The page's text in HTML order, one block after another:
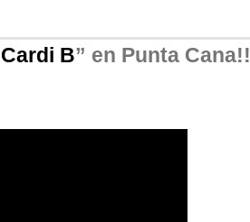
Cardi B” en Punta